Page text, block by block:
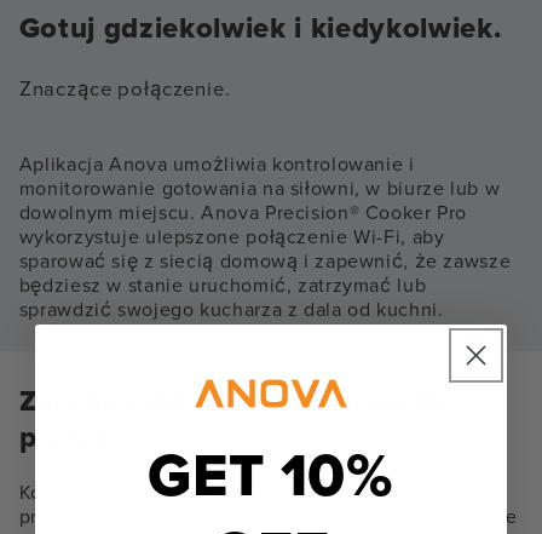
Gotuj gdziekolwiek i kiedykolwiek.
Znaczące połączenie.
Aplikacja Anova umożliwia kontrolowanie i
monitorowanie gotowania na siłowni, w biurze lub w
dowolnym miejscu. Anova Precision® Cooker Pro
wykorzystuje ulepszone połączenie Wi-Fi, aby
sparować się z siecią domową i zapewnić, że zawsze
będziesz w stanie uruchomić, zatrzymać lub
sprawdzić swojego kucharza z dala od kuchni.
Zacznij od naszych ulubionych
przepisów.
Korzystanie z gotowych trybów powyżej jest
przyjemne i łatwe do eksperymentowania w domu, ale
GET 10%